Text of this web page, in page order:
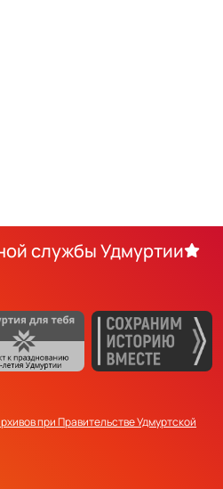
службы Удмуртии
при Правительстве Удмуртской